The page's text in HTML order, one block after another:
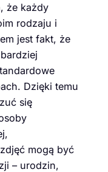
że każdy
rodzaju i
jest fakt, że
Dzięki temu
się
mogą być
– urodzin,